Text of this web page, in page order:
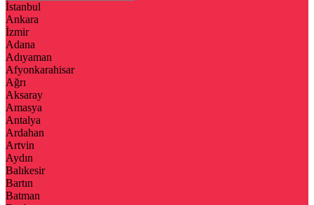
İstanbul
Ankara
İzmir
Adana
Adıyaman
Afyonkarahisar
Ağrı
Aksaray
Amasya
Antalya
Ardahan
Artvin
Aydın
Balıkesir
Bartın
Batman